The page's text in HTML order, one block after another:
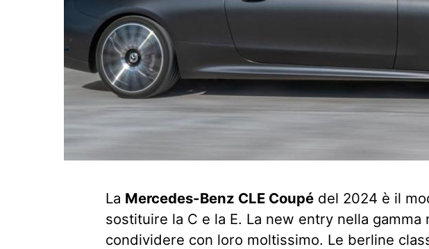
La Mercedes-Benz CLE Coupé del 2024 è il
sostituire la C e la E. La new entry nella gamma
condividere con loro moltissimo. Le berline